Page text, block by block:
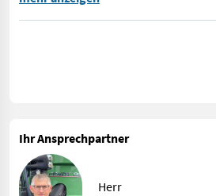
Ihr Ansprechpartner
Herr